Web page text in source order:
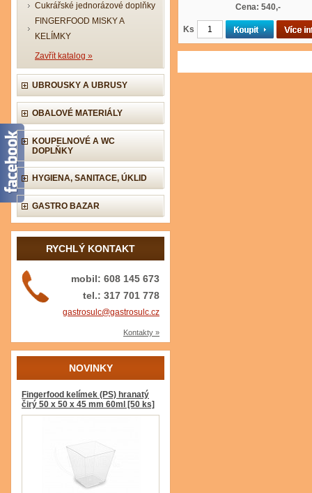
Cukrářské jednorázové doplňky
FINGERFOOD MISKY A
KELÍMKY
Zavřít katalog »
UBROUSKY A UBRUSY
OBALOVÉ MATERIÁLY
KOUPELNOVÉ A WC
DOPLŇKY
HYGIENA, SANITACE, ÚKLID
GASTRO BAZAR
RYCHLÝ KONTAKT
mobil: 608 145 673
tel.: 317 701 778
gastrosulc@gastrosulc.cz
Kontakty »
NOVINKY
Fingerfood kelímek (PS) hranatý
čirý 50 x 50 x 45 mm 60ml [50 ks]
Cena: 540,-
Ks